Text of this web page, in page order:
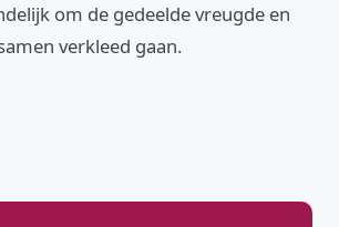
om de gedeelde vreugde en
verkleed gaan.